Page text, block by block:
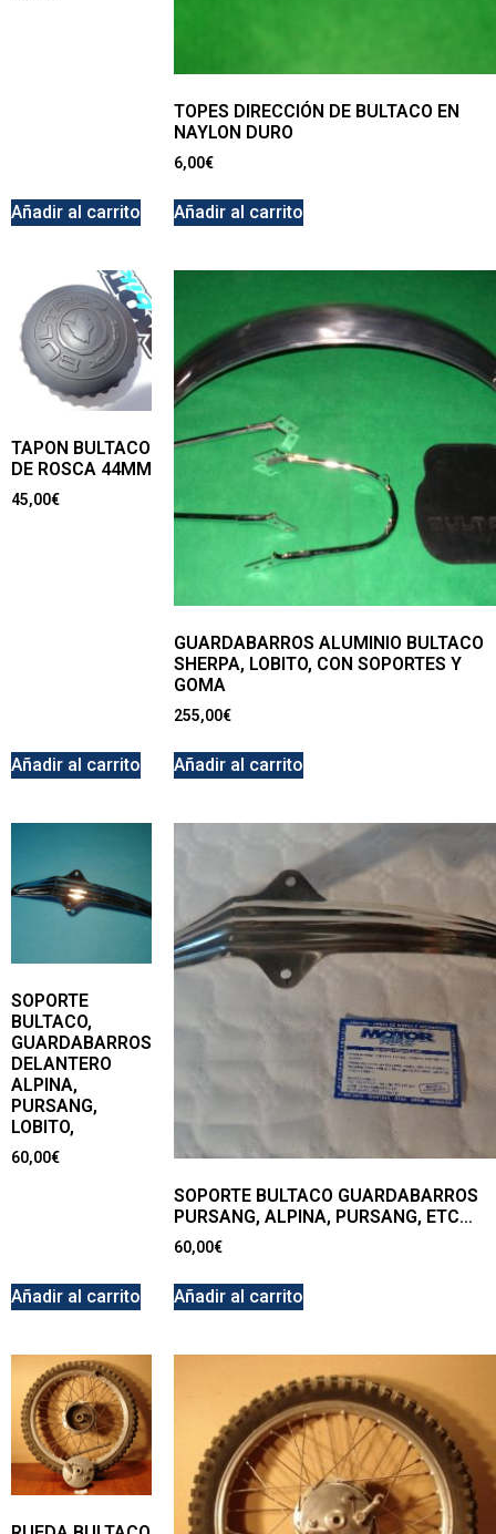
Añadir al carrito
TOPES DIRECCIÓN DE BULTACO EN
NAYLON DURO
6,00€
Añadir al carrito
TAPON BULTACO
DE ROSCA 44MM
45,00€
Añadir al carrito
GUARDABARROS ALUMINIO BULTACO
SHERPA, LOBITO, CON SOPORTES Y
GOMA
255,00€
Añadir al carrito
SOPORTE
BULTACO,
GUARDABARROS
DELANTERO
ALPINA,
PURSANG,
LOBITO,
60,00€
Añadir al carrito
SOPORTE BULTACO GUARDABARROS
PURSANG, ALPINA, PURSANG, ETC…
60,00€
Añadir al carrito